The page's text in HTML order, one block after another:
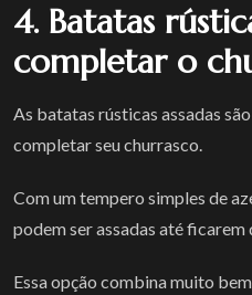
4. Batatas
completar o
As batatas rústicas assadas
completar seu churrasco.
Com um tempero simples de
podem ser assadas até ficarem
Essa opção combina muito